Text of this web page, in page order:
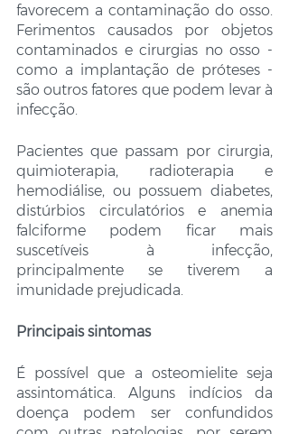
favorecem a contaminação do osso.
Ferimentos causados por objetos
contaminados e cirurgias no osso -
como a implantação de próteses -
são outros fatores que podem levar à
infecção.
Pacientes que passam por cirurgia,
quimioterapia, radioterapia e
hemodiálise, ou possuem diabetes,
distúrbios circulatórios e anemia
falciforme podem ficar mais
suscetíveis à infecção,
principalmente se tiverem a
imunidade prejudicada.
Principais sintomas
É possível que a osteomielite seja
assintomática. Alguns indícios da
doença podem ser confundidos